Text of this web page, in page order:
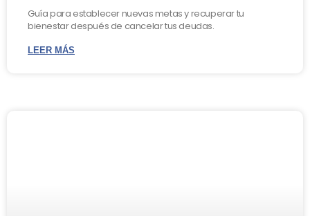
Guía para establecer nuevas metas y recuperar tu
bienestar después de cancelar tus deudas.
LEER MÁS